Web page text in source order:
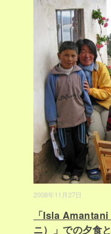
2008年11月27日
「Isla
ニ）」での夕食